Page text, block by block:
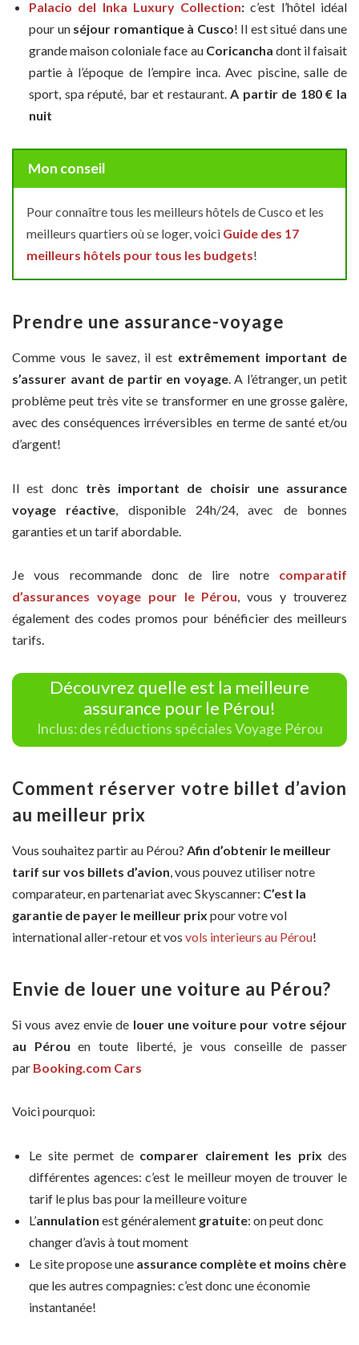
Palacio del Inka Luxury Collection:c’est l’hôtel idéal
pour un séjour romantique à Cusco! Il est situé dans une
grande maison coloniale face au Coricancha dont il faisait
partie à l’époque de l’empire inca. Avec piscine, salle de
sport, spa réputé, bar et restaurant.A partir de 180€ la
nuit
Mon conseil
Pour connaître tous les meilleurs hôtels de Cusco et les
meilleurs quartiers où se loger, voici Guide des 17
meilleurs hôtels pour tous les budgets!
Prendre une assurance-voyage
Comme vous le savez, il est extrêmement important de
s’assurer avant de partir en voyage. A l’étranger, un petit
problème peut très vite se transformer en une grosse galère,
avec des conséquences irréversibles en terme de santé et/ou
d’argent!
Il est donc très important de choisir une assurance
voyage réactive , disponible 24h/24, avec de bonnes
garanties et un tarif abordable.
Je vous recommande donc de lire notre comparatif
d’assurances voyage pour le Pérou, vous y trouverez
également des codes promos pour bénéficier des meilleurs
tarifs.
Découvrez quelle est la meilleure
assurance pour le Pérou!
Inclus: des réductions spéciales Voyage Pérou
Comment réserver votre billet d’avion
au meilleur prix
Vous souhaitez partir au Pérou? Afin d’obtenir le meilleur
tarif sur vos billets d’avion, vous pouvez utiliser notre
comparateur, en partenariat avec Skyscanner: C’est la
garantie de payer le meilleur prix pour votre vol
international aller-retour et vos vols interieurs au Pérou!
Envie de louer une voiture au Pérou?
Si vous avez envie de louer une voiture pour votre séjour
au Pérouen toute liberté, je vous conseille de passer
par Booking.com Cars
Voici pourquoi:
Le site permet de comparer clairement les prix des
différentes agences: c’est le meilleur moyen de trouver le
tarif le plus bas pour la meilleure voiture
L’annulation est généralement gratuite: on peut donc
changer d’avis à tout moment
Le site propose une assurance complète et moins chère
que les autres compagnies: c’est donc une économie
instantanée!